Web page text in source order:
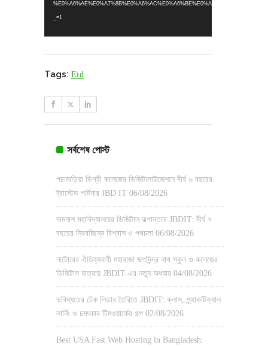
%E0%A6%AE%E0%A7%8B%E0%A6%AC%E0%A6%BE%E0%A6%B0%E0%A6%95-
_=1
Tags: Eid
সর্বশেষ পোস্ট
পচামাড়িয়া ডিগ্রী কলেজের ডিজিটালাইজেশনে দীর্ঘ ৬ বছরের
ট্রাস্টেড পার্টনার JBD IT 06/08/2026
দামনাশ মহাবিদ্যালয়ের ডিজিটাল রূপান্তরে JBDIT: দীর্ঘ ৭
বছরের নিরবচ্ছিন্ন বিশ্বাস ও পথচলা 06/08/2026
নাটোরের ঐতিহ্যবাহী মহারাজা জগদিন্দ্র নাথ স্কুল ও কলেজের
ডিজিটাল যাত্রায় JBDIT-এর নতুন অধ্যায় 04/08/2026
ভবিষ্যতের টেক লিডার তৈরিতে JBDIT: ক্লাস, প্র্যাকটিক্যাল
লার্নিং ও চমৎকার টিমওয়ার্কের গল্প 02/08/2026
Best USA Fast Web Hosting in Bangladesh: